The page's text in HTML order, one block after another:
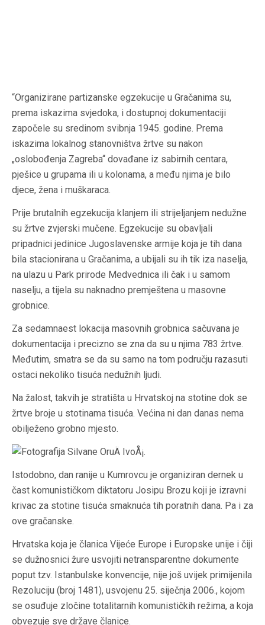
“Organizirane partizanske egzekucije u Gračanima su,
prema iskazima svjedoka, i dostupnoj dokumentaciji
započele su sredinom svibnja 1945. godine. Prema
iskazima lokalnog stanovništva žrtve su nakon
„oslobođenja Zagreba“ dovađane iz sabirnih centara,
pješice u grupama ili u kolonama, a među njima je bilo
djece, žena i muškaraca.
Prije brutalnih egzekucija klanjem ili strijeljanjem nedužne
su žrtve zvjerski mučene. Egzekucije su obavljali
pripadnici jedinice Jugoslavenske armije koja je tih dana
bila stacionirana u Gračanima, a ubijali su ih tik iza naselja,
na ulazu u Park prirode Medvednica ili čak i u samom
naselju, a tijela su naknadno premještena u masovne
grobnice.
Za sedamnaest lokacija masovnih grobnica sačuvana je
dokumentacija i precizno se zna da su u njima 783 žrtve.
Međutim, smatra se da su samo na tom području razasuti
ostaci nekoliko tisuća nedužnih ljudi.
Na žalost, takvih je stratišta u Hrvatskoj na stotine dok se
žrtve broje u stotinama tisuća. Većina ni dan danas nema
obilježeno grobno mjesto.
Istodobno, dan ranije u Kumrovcu je organiziran dernek u
čast komunističkom diktatoru Josipu Brozu koji je izravni
krivac za stotine tisuća smaknuća tih poratnih dana. Pa i za
ove gračanske.
Hrvatska koja je članica Vijeće Europe i Europske unije i čiji
se dužnosnici žure usvojiti netransparentne dokumente
poput tzv. Istanbulske konvencije, nije još uvijek primijenila
Rezoluciju (broj 1481), usvojenu 25. siječnja 2006., kojom
se osuđuje zločine totalitarnih komunističkih režima, a koja
obvezuje sve države članice.